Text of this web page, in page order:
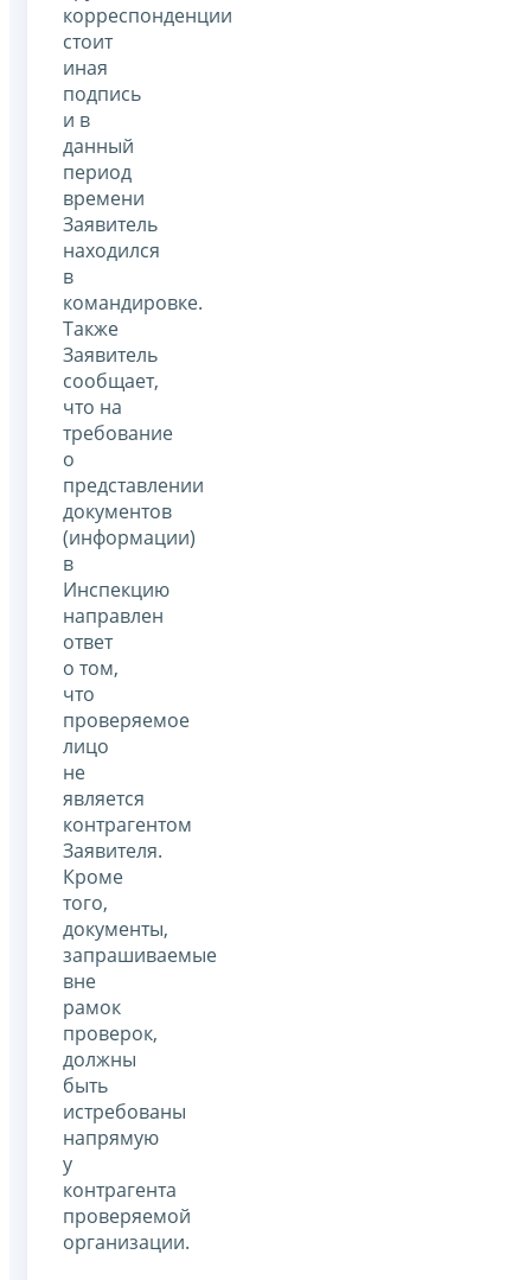
корреспонденции
стоит
иная
подпись
и в
данный
период
времени
Заявитель
находился
в
командировке.
Также
Заявитель
сообщает,
что на
требование
о
представлении
документов
(информации)
в
Инспекцию
направлен
ответ
о том,
что
проверяемое
лицо
не
является
контрагентом
Заявителя.
Кроме
того,
документы,
запрашиваемые
вне
рамок
проверок,
должны
быть
истребованы
напрямую
у
контрагента
проверяемой
организации.